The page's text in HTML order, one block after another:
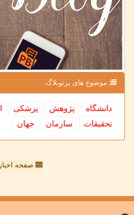
موضوع های پرتوبلاگ
دانشگاه پژوهش پزشكی
تحقیقات
سازمان جهان
صفحه اخبار